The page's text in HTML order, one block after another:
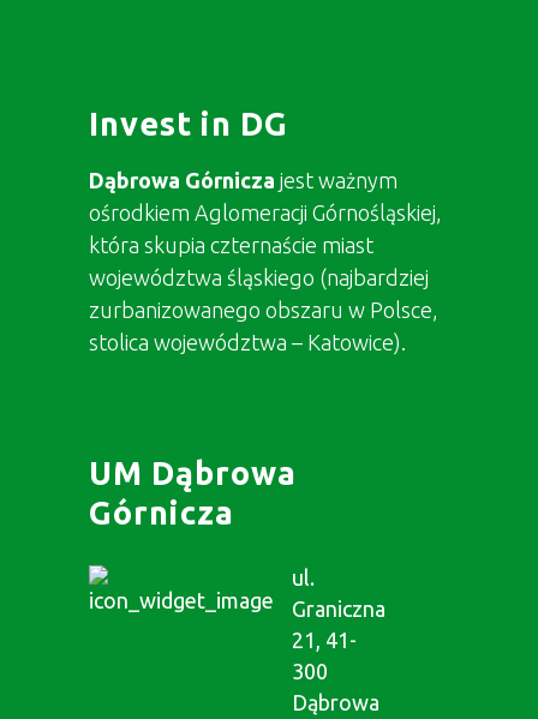
Invest in DG
Dąbrowa Górnicza jest ważnym
ośrodkiem Aglomeracji Górnośląskiej,
która skupia czternaście miast
województwa śląskiego (najbardziej
zurbanizowanego obszaru w Polsce,
stolica województwa – Katowice).
UM Dąbrowa
Górnicza
ul.
Graniczna
21, 41-
300
Dąbrowa